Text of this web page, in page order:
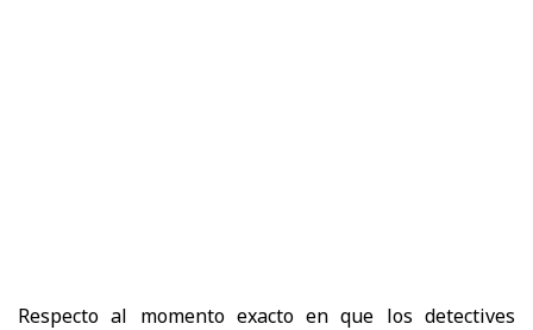
Respecto al momento exacto en que los detectives